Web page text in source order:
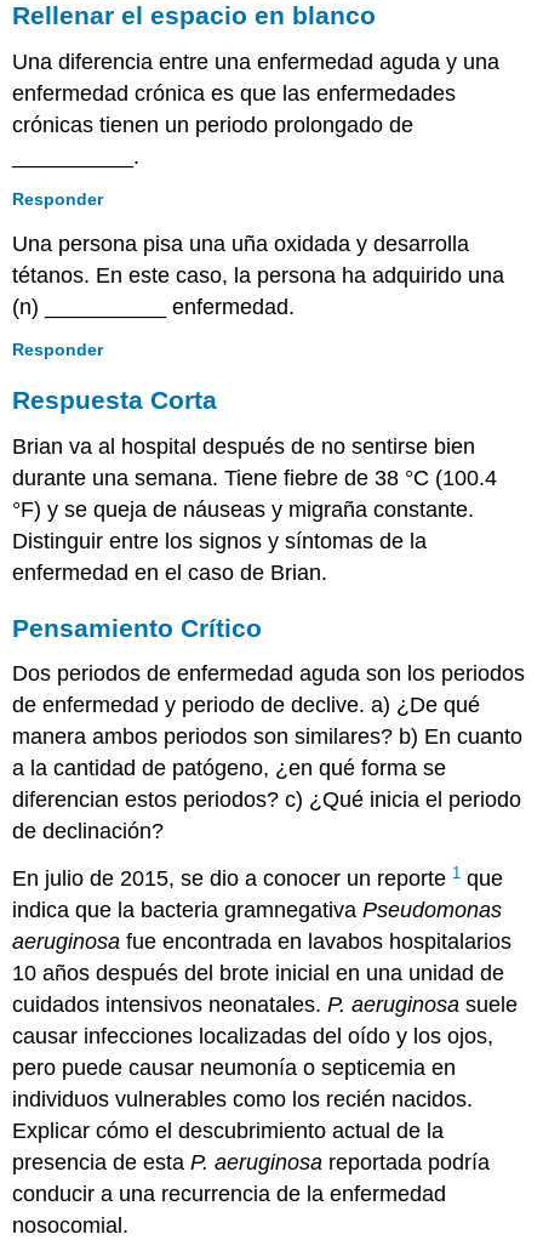
Rellenar el espacio en blanco
Una diferencia entre una enfermedad aguda y una
enfermedad crónica es que las enfermedades
crónicas tienen un periodo prolongado de
__________.
Responder
Una persona pisa una uña oxidada y desarrolla
tétanos. En este caso, la persona ha adquirido una
(n) __________ enfermedad.
Responder
Respuesta Corta
Brian va al hospital después de no sentirse bien
durante una semana. Tiene fiebre de 38 °C (100.4
°F) y se queja de náuseas y migraña constante.
Distinguir entre los signos y síntomas de la
enfermedad en el caso de Brian.
Pensamiento Crítico
Dos periodos de enfermedad aguda son los periodos
de enfermedad y periodo de declive. a) ¿De qué
manera ambos periodos son similares? b) En cuanto
a la cantidad de patógeno, ¿en qué forma se
diferencian estos periodos? c) ¿Qué inicia el periodo
de declinación?
En julio de 2015, se dio a conocer un reporte 1 que
indica que la bacteria gramnegativaPseudomonas
aeruginosa fue encontrada en lavabos hospitalarios
10 años después del brote inicial en una unidad de
cuidados intensivos neonatales.P. aeruginosa suele
causar infecciones localizadas del oído y los ojos,
pero puede causar neumonía o septicemia en
individuos vulnerables como los recién nacidos.
Explicar cómo el descubrimiento actual de la
presencia de estaP. aeruginosa reportada podría
conducir a una recurrencia de la enfermedad
nosocomial.